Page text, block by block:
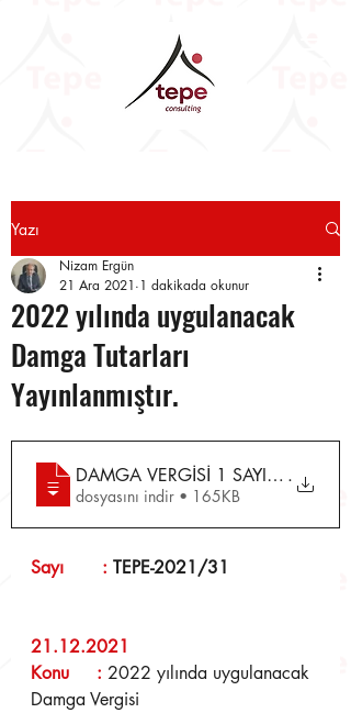
Yazı
2022 yılında uygulanacak
Damga Tutarları
Yayınlanmıştır.
Nizam Ergün
21 Ara 2021 1 dakikada okunur
DAMGA VERGİSİ 1 SAYILI LİSTE
.
dosyasını indir • 165KB
Sayı       : TEPE-2021/31
21.12.2021
Konu     : 2022 yılında uygulanacak
Damga Vergisi